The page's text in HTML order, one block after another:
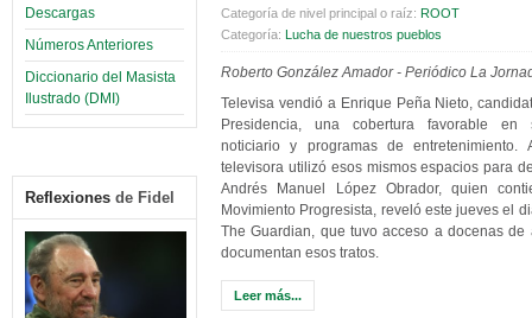
Descargas
Números Anteriores
Diccionario del Masista
Ilustrado (DMI)
Reflexiones de Fidel
Categoría de nivel principal o raíz: ROOT
Categoría: Lucha de nuestros pueblos
Roberto González Amador - Periódico La
Televisa vendió a Enrique Peña Nieto,
Presidencia, una cobertura favorable en
noticiario y programas de
televisora utilizó esos mismos espacios para
Andrés Manuel López Obrador, quien
Movimiento Progresista, reveló este jueves el
The Guardian, que tuvo acceso a docenas de
documentan esos tratos.
Leer más...